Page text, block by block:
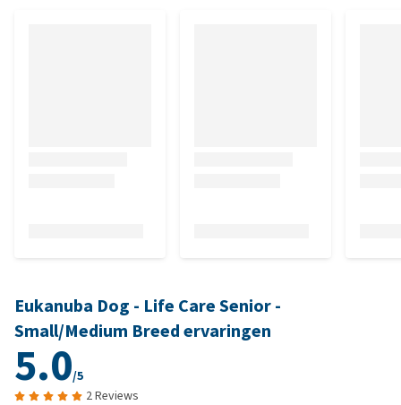
Eukanuba Dog - Life Care Senior -
Small/Medium Breed ervaringen
5.0/5
2 Reviews